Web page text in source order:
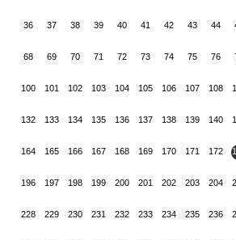
36 37 38 39 40 41 42 43 44
68 69 70 71 72 73 74 75 76
100 101 102 103 104 105 106 107 108
132 133 134 135 136 137 138 139 140
164 165 166 167 168 169 170 171 172
196 197 198 199 200 201 202 203 204
228 229 230 231 232 233 234 235 236